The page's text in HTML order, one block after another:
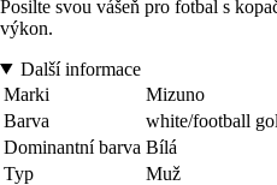
Posilte svou vášeň pro fotbal s
výkon.
Další informace
Marki
Mizuno
Barva
white/football
Dominantní barva Bílá
Typ
Muž